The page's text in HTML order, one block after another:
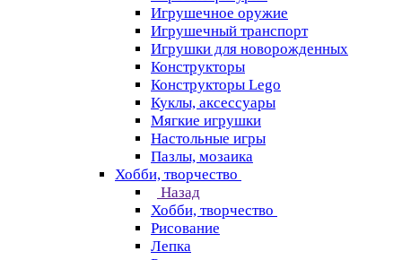
Игрушечное оружие
Игрушечный транспорт
Игрушки для новорожденных
Конструкторы
Конструкторы Lego
Куклы, аксессуары
Мягкие игрушки
Настольные игры
Пазлы, мозаика
Хобби, творчество
Назад
Хобби, творчество
Рисование
Лепка